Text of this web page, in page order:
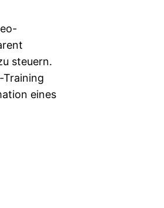
steuern.
Training
eines